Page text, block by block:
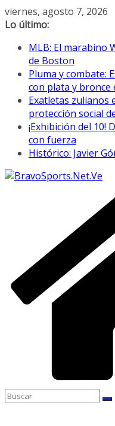
Saltar
al
viernes, agosto 7, 2026
Lo último:
MLB: El marabino
de Boston
Pluma y combate:
con plata y bronce
Exatletas zulianos
protección social
¡Exhibición del 10!
con fuerza
Histórico: Javier